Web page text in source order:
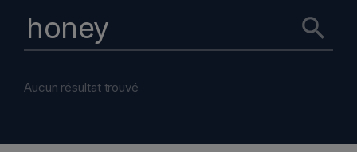
Aucun résultat trouvé